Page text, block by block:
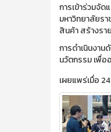
การเข้าร่วมจั
มหาวิทยาลัยร
สินค้า สร้างร
การดำเนินงา
นวัตกรรม เพื่
เผยแพร่เมื่อ